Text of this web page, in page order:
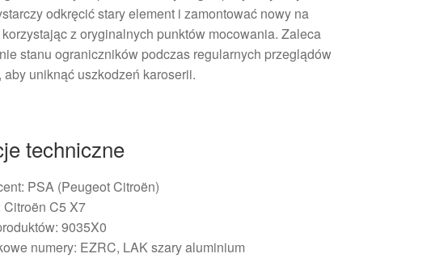
odkręcić stary element i zamontować nowy na
z oryginalnych punktów mocowania. Zaleca
stanu ograniczników podczas regularnych przeglądów
aby uniknąć uszkodzeń karoserii.
techniczne
PSA (Peugeot Citroën)
Citroën C5 X7
9035X0
numery: EZRC, LAK szary aluminium